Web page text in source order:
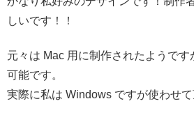
しいです！！
元々は Mac 用に制作されたようです
可能です。
実際に私は Windows ですが使わせて